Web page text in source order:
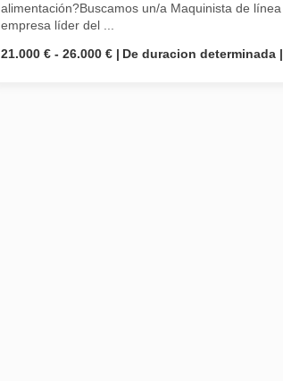
alimentación?Buscamos un/a Maquinista de
empresa líder del ...
21.000 € - 26.000 €
De duracion determinada